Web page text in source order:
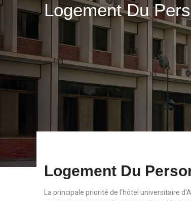
Logement Du
Logement Du
La principale priorité de l'hôtel universitaire